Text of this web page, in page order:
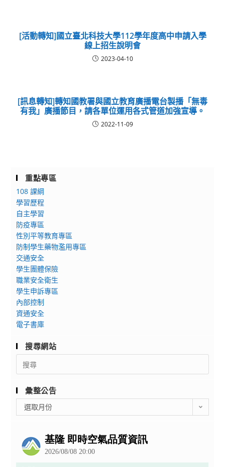
[活動轉知]國立臺北科技大學112學年度高中申請入學
線上招生說明會
2023-04-10
[訊息轉知]轉知國教署與國立教育廣播電台製播「無毒
有我」廣播節目，請各單位運用各式管道加強宣導。
2022-11-09
重點專區
108 課綱
學習歷程
自主學習
防疫專區
性別平等教育專區
防制學生藥物濫用專區
交通安全
學生團體保險
職業安全衛生
學生申訴專區
內部控制
資通安全
電子書庫
搜尋網站
Search
for:
彙整公告
整
選取月份